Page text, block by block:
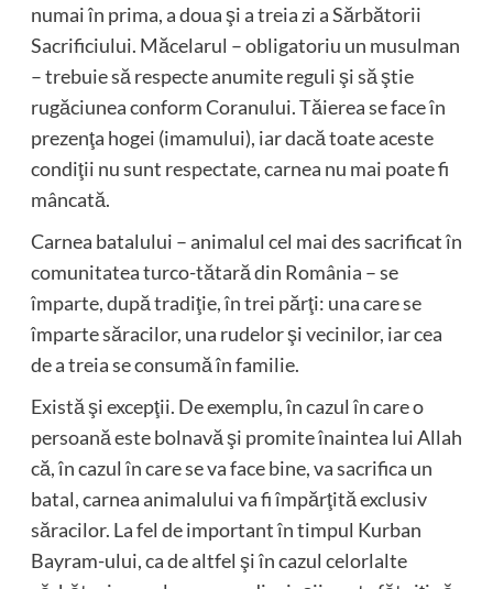
numai în prima, a doua şi a treia zi a Sărbătorii
Sacrificiului. Măcelarul – obligatoriu un musulman
– trebuie să respecte anumite reguli şi să ştie
rugăciunea conform Coranului. Tăierea se face în
prezenţa hogei (imamului), iar dacă toate aceste
condiţii nu sunt respectate, carnea nu mai poate fi
mâncată.
Carnea batalului – animalul cel mai des sacrificat în
comunitatea turco-tătară din România – se
împarte, după tradiţie, în trei părţi: una care se
împarte săracilor, una rudelor şi vecinilor, iar cea
de a treia se consumă în familie.
Există şi excepţii. De exemplu, în cazul în care o
persoană este bolnavă şi promite înaintea lui Allah
că, în cazul în care se va face bine, va sacrifica un
batal, carnea animalului va fi împărţită exclusiv
săracilor. La fel de important în timpul Kurban
Bayram-ului, ca de altfel şi în cazul celorlalte